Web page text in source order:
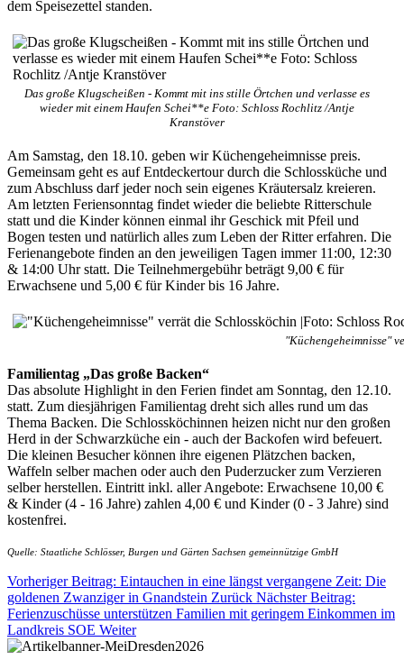
dem Speisezettel standen.
Das große Klugscheißen - Kommt mit ins stille Örtchen und verlasse es
wieder mit einem Haufen Schei**e Foto: Schloss Rochlitz /Antje
Kranstöver
Am Samstag, den 18.10. geben wir Küchengeheimnisse preis.
Gemeinsam geht es auf Entdeckertour durch die Schlossküche und
zum Abschluss darf jeder noch sein eigenes Kräutersalz kreieren.
Am letzten Feriensonntag findet wieder die beliebte Ritterschule
statt und die Kinder können einmal ihr Geschick mit Pfeil und
Bogen testen und natürlich alles zum Leben der Ritter erfahren. Die
Ferienangebote finden an den jeweiligen Tagen immer 11:00, 12:30
& 14:00 Uhr statt. Die Teilnehmergebühr beträgt 9,00 € für
Erwachsene und 5,00 € für Kinder bis 16 Jahre.
"Küchengeheimnisse"
Familientag „Das große Backen“
Das absolute Highlight in den Ferien findet am Sonntag, den 12.10.
statt. Zum diesjährigen Familientag dreht sich alles rund um das
Thema Backen. Die Schlossköchinnen heizen nicht nur den großen
Herd in der Schwarzküche ein - auch der Backofen wird befeuert.
Die kleinen Besucher können ihre eigenen Plätzchen backen,
Waffeln selber machen oder auch den Puderzucker zum Verzieren
selber herstellen. Eintritt inkl. aller Angebote: Erwachsene 10,00 €
& Kinder (4 - 16 Jahre) zahlen 4,00 € und Kinder (0 - 3 Jahre) sind
kostenfrei.
Quelle: Staatliche Schlösser, Burgen und Gärten Sachsen gemeinnützige GmbH
Vorheriger Beitrag: Eintauchen in eine längst vergangene Zeit: Die
goldenen Zwanziger in Gnandstein Zurück Nächster Beitrag:
Ferienzuschüsse unterstützen Familien mit geringem Einkommen im
Landkreis SOE Weiter